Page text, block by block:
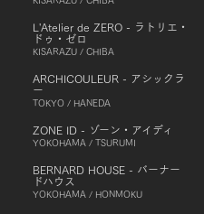
L'Atelier de ZERO - ラトリエ・
ドゥ・ゼロ
KISARAZU / CHIBA
ARCHICOULEUR - アシックラ
ー
TOKYO / HANEDA
ZONE ID - ゾーン・アイディ
YOKOHAMA / TSURUMI
BERNARD HOUSE - バーナー
ドハウス
YOKOHAMA / HONMOKU